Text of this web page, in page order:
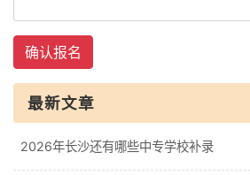
确认报名
最新文章
2026年长沙还有哪些中专学校补录